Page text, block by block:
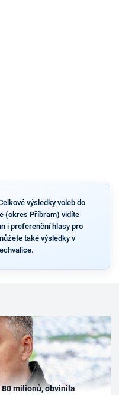
výsledky voleb do
(okres Příbram) vidíte
i preferenční hlasy pro
také výsledky v
80 milionů, obvinila